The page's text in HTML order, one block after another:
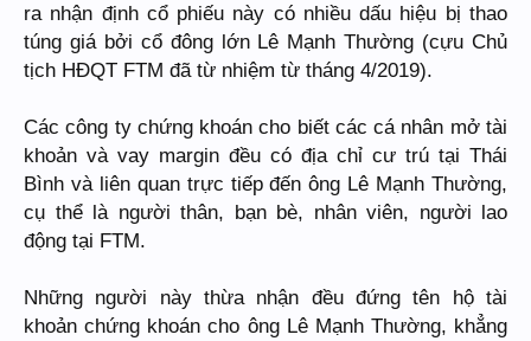
ra nhận định cổ phiếu này có nhiều dấu hiệu bị thao
túng giá bởi cổ đông lớn Lê Mạnh Thường (cựu Chủ
tịch HĐQT FTM đã từ nhiệm từ tháng 4/2019).
Các công ty chứng khoán cho biết các cá nhân mở tài
khoản và vay margin đều có địa chỉ cư trú tại Thái
Bình và liên quan trực tiếp đến ông Lê Mạnh Thường,
cụ thể là người thân, bạn bè, nhân viên, người lao
động tại FTM.
Những người này thừa nhận đều đứng tên hộ tài
khoản chứng khoán cho ông Lê Mạnh Thường, khẳng